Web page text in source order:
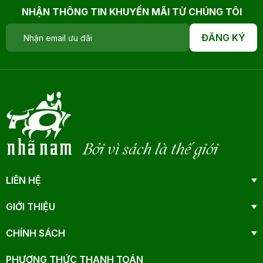
NHẬN THÔNG TIN KHUYẾN MÃI TỪ CHÚNG TÔI
ĐĂNG KÝ
Bởi vì sách là thế giới
LIÊN HỆ
GIỚI THIỆU
CHÍNH SÁCH
PHƯƠNG THỨC THANH TOÁN